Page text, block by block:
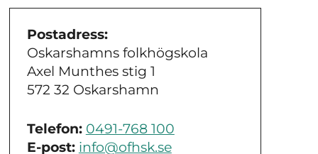
Postadress:
Oskarshamns folkhögskola
Axel Munthes stig 1
572 32 Oskarshamn
Telefon: 0491-768 100
E-post: info@ofhsk.se